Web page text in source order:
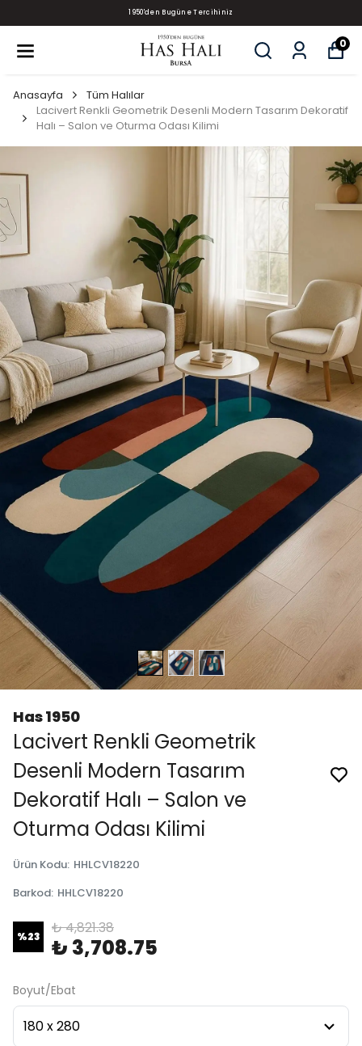
1950'den Bugüne Tercihiniz
0
Anasayfa
Tüm Halılar
Lacivert Renkli Geometrik Desenli Modern Tasarım Dekoratif
Halı – Salon ve Oturma Odası Kilimi
Has 1950
Lacivert Renkli Geometrik
Desenli Modern Tasarım
Dekoratif Halı – Salon ve
Oturma Odası Kilimi
Ürün Kodu: HHLCV18220
Barkod: HHLCV18220
%23 ₺ 4,821.38
₺ 3,708.75
Boyut/Ebat